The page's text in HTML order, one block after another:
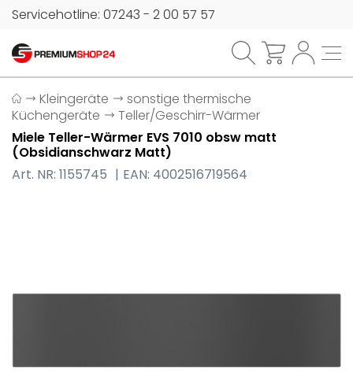
Servicehotline: 07243 - 2 00 57 57
Kleingeräte
sonstige thermische
Küchengeräte
Teller/Geschirr-Wärmer
Miele Teller-Wärmer EVS 7010 obsw matt
(Obsidianschwarz Matt)
Art. NR: 1155745
EAN: 4002516719564